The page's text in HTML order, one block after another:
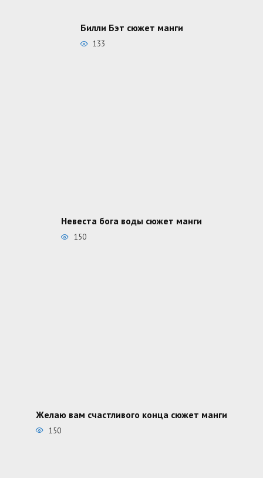
Билли Бэт сюжет манги
133
Невеста бога воды сюжет манги
150
Желаю вам счастливого конца сюжет манги
150